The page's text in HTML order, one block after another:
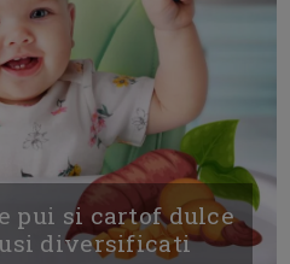
pui si cartof dulce
diversificati